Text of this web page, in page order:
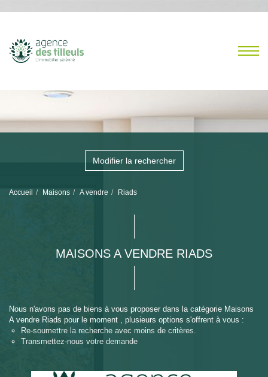
Modifier la rechercher
Accueil Maisons A vendre Riads
MAISONS A VENDRE RIADS
Nous n'avons pas de biens à vous proposer dans la catégorie Maisons
A vendre Riads pour le moment , plusieurs options s'offrent à vous :
Re-soumettre la recherche avec moins de critères.
Transmettez-nous votre demande